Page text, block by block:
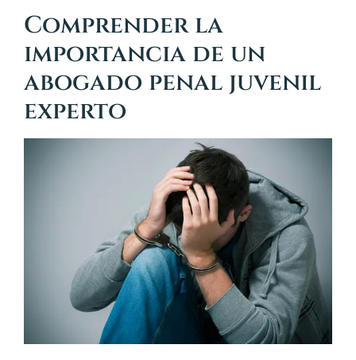
Comprender la
importancia de un
abogado penal juvenil
experto